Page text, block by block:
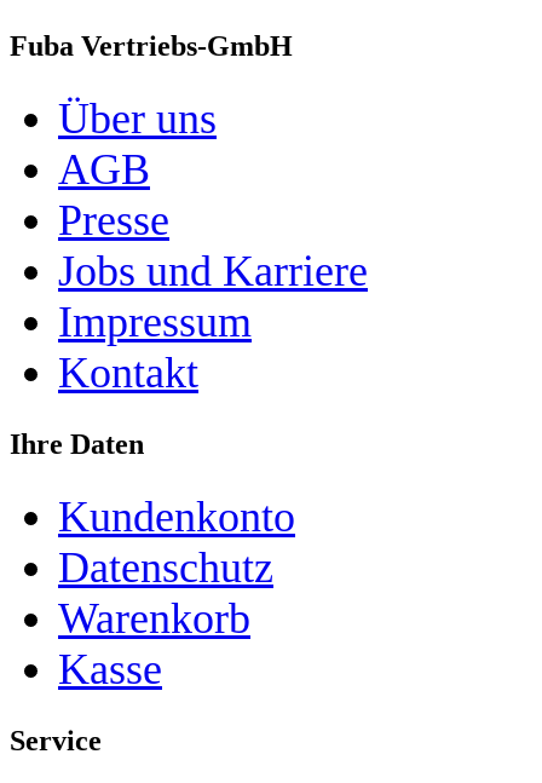
Fuba Vertriebs-GmbH
Über uns
AGB
Presse
Jobs und Karriere
Impressum
Kontakt
Ihre Daten
Kundenkonto
Datenschutz
Warenkorb
Kasse
Service